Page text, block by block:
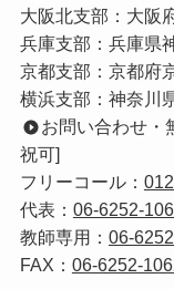
大阪北支部：大阪
兵庫支部：兵庫県
京都支部：京都府
横浜支部：神奈川
お問い合わせ・
祝可]
フリーコール：
代表： 06-6252-
教師専用： 06-
FAX： 06-6252-